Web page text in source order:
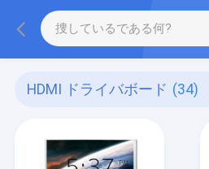
HDMI ドライバボード (34)